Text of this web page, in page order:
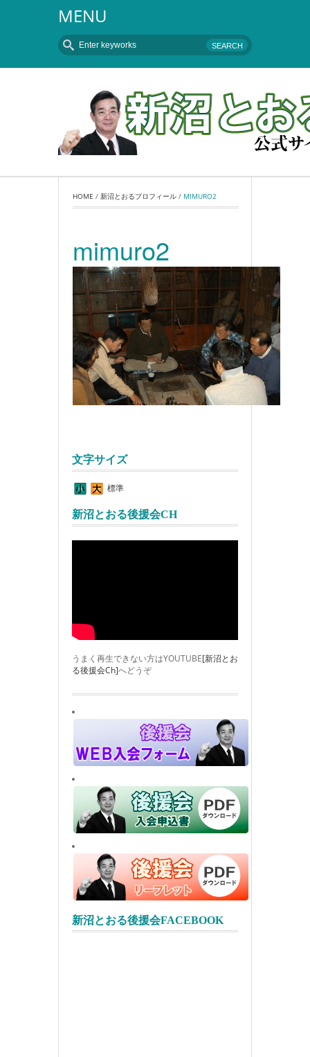
MENU
HOME / 新沼とおるプロフィール / MIMURO2
mimuro2
文字サイズ
標準
新沼とおる後援会CH
うまく再生できない方はYOUTUBE[新沼とお
る後援会Ch]へどうぞ
新沼とおる後援会FACEBOOK